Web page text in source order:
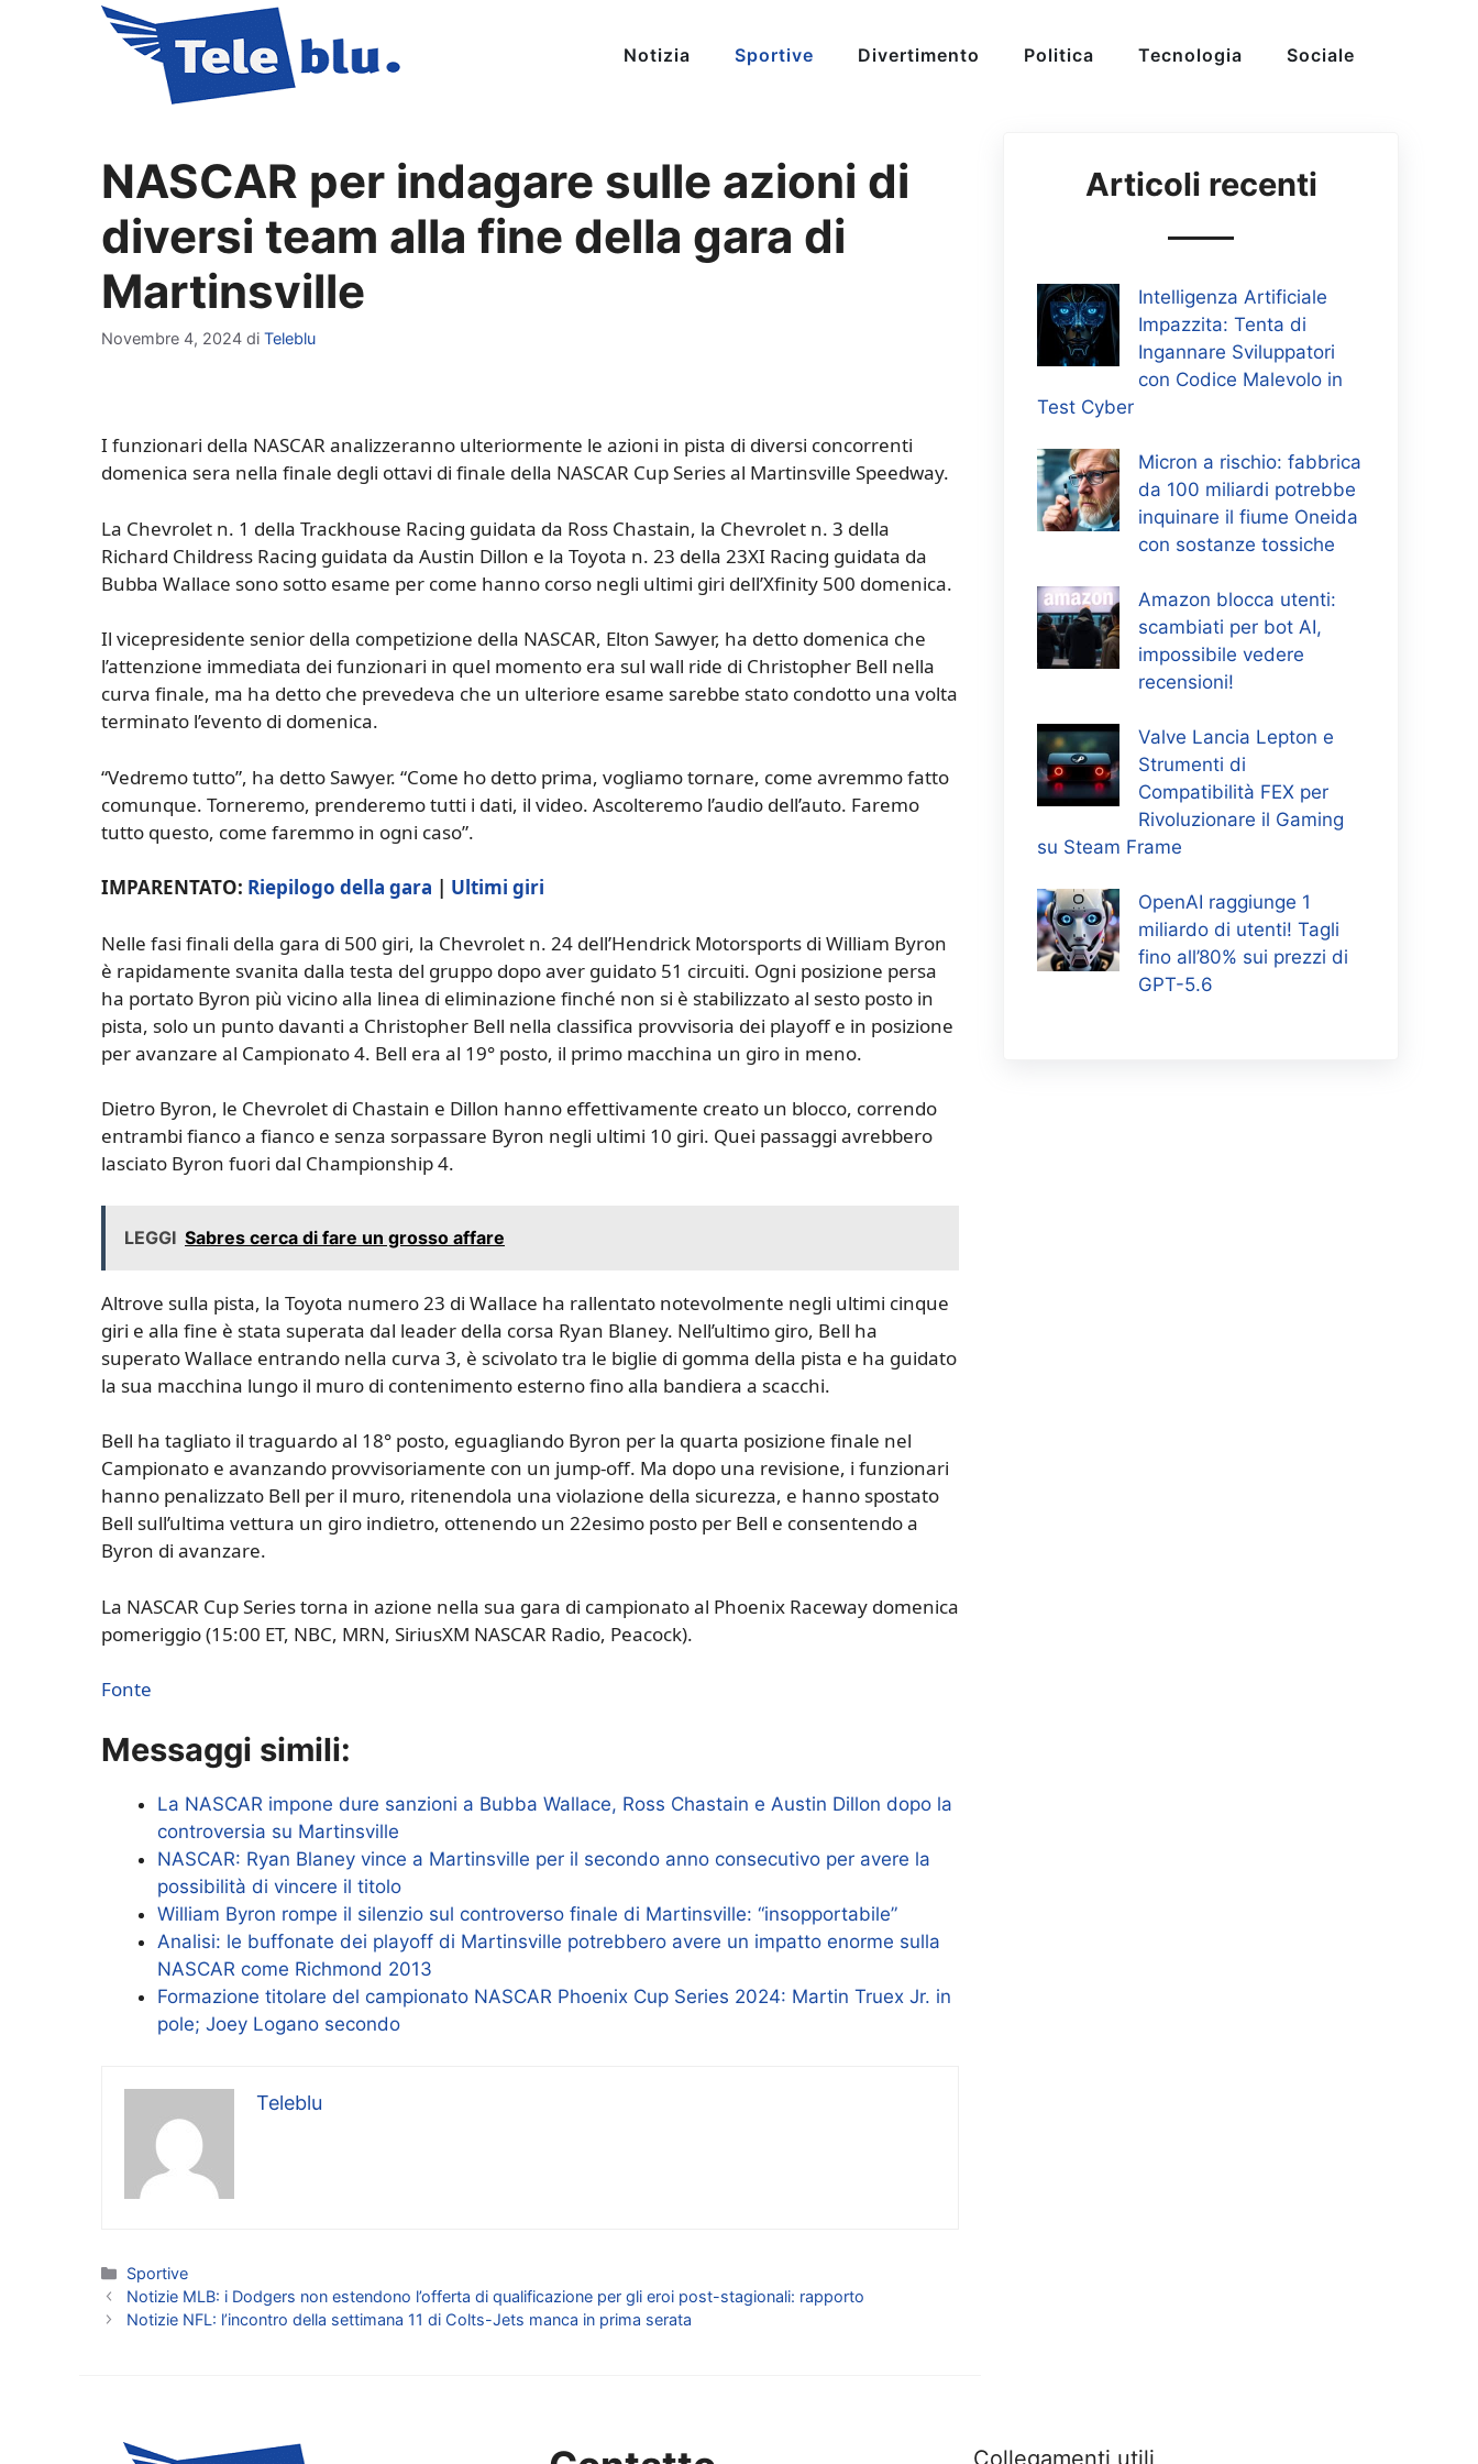
Notizia Sportive Divertimento Politica Tecnologia Sociale
NASCAR per indagare sulle azioni di
diversi team alla fine della gara di
Martinsville
Novembre 4, 2024 di Teleblu
I funzionari della NASCAR analizzeranno ulteriormente le azioni in pista di diversi concorrenti
domenica sera nella finale degli ottavi di finale della NASCAR Cup Series al Martinsville Speedway.
La Chevrolet n. 1 della Trackhouse Racing guidata da Ross Chastain, la Chevrolet n. 3 della
Richard Childress Racing guidata da Austin Dillon e la Toyota n. 23 della 23XI Racing guidata da
Bubba Wallace sono sotto esame per come hanno corso negli ultimi giri dell’Xfinity 500 domenica.
Il vicepresidente senior della competizione della NASCAR, Elton Sawyer, ha detto domenica che
l’attenzione immediata dei funzionari in quel momento era sul wall ride di Christopher Bell nella
curva finale, ma ha detto che prevedeva che un ulteriore esame sarebbe stato condotto una volta
terminato l’evento di domenica.
“Vedremo tutto”, ha detto Sawyer. “Come ho detto prima, vogliamo tornare, come avremmo fatto
comunque. Torneremo, prenderemo tutti i dati, il video. Ascolteremo l’audio dell’auto. Faremo
tutto questo, come faremmo in ogni caso”.
IMPARENTATO: Riepilogo della gara | Ultimi giri
Nelle fasi finali della gara di 500 giri, la Chevrolet n. 24 dell’Hendrick Motorsports di William Byron
è rapidamente svanita dalla testa del gruppo dopo aver guidato 51 circuiti. Ogni posizione persa
ha portato Byron più vicino alla linea di eliminazione finché non si è stabilizzato al sesto posto in
pista, solo un punto davanti a Christopher Bell nella classifica provvisoria dei playoff e in posizione
per avanzare al Campionato 4. Bell era al 19° posto, il primo macchina un giro in meno.
Dietro Byron, le Chevrolet di Chastain e Dillon hanno effettivamente creato un blocco, correndo
entrambi fianco a fianco e senza sorpassare Byron negli ultimi 10 giri. Quei passaggi avrebbero
lasciato Byron fuori dal Championship 4.
LEGGI Sabres cerca di fare un grosso affare
Altrove sulla pista, la Toyota numero 23 di Wallace ha rallentato notevolmente negli ultimi cinque
giri e alla fine è stata superata dal leader della corsa Ryan Blaney. Nell’ultimo giro, Bell ha
superato Wallace entrando nella curva 3, è scivolato tra le biglie di gomma della pista e ha guidato
la sua macchina lungo il muro di contenimento esterno fino alla bandiera a scacchi.
Bell ha tagliato il traguardo al 18° posto, eguagliando Byron per la quarta posizione finale nel
Campionato e avanzando provvisoriamente con un jump-off. Ma dopo una revisione, i funzionari
hanno penalizzato Bell per il muro, ritenendola una violazione della sicurezza, e hanno spostato
Bell sull’ultima vettura un giro indietro, ottenendo un 22esimo posto per Bell e consentendo a
Byron di avanzare.
La NASCAR Cup Series torna in azione nella sua gara di campionato al Phoenix Raceway domenica
pomeriggio (15:00 ET, NBC, MRN, SiriusXM NASCAR Radio, Peacock).
Fonte
Messaggi simili:
La NASCAR impone dure sanzioni a Bubba Wallace, Ross Chastain e Austin Dillon dopo la
controversia su Martinsville
NASCAR: Ryan Blaney vince a Martinsville per il secondo anno consecutivo per avere la
possibilità di vincere il titolo
William Byron rompe il silenzio sul controverso finale di Martinsville: “insopportabile”
Analisi: le buffonate dei playoff di Martinsville potrebbero avere un impatto enorme sulla
NASCAR come Richmond 2013
Formazione titolare del campionato NASCAR Phoenix Cup Series 2024: Martin Truex Jr. in
pole; Joey Logano secondo
Teleblu
Categorie
Sportive
Notizie MLB: i Dodgers non estendono l’offerta di qualificazione per gli eroi post-stagionali: rapporto
Notizie NFL: l’incontro della settimana 11 di Colts-Jets manca in prima serata
Articoli recenti
Intelligenza Artificiale
Impazzita: Tenta di
Ingannare Sviluppatori
con Codice Malevolo in
Test Cyber
Micron a rischio: fabbrica
da 100 miliardi potrebbe
inquinare il fiume Oneida
con sostanze tossiche
Amazon blocca utenti:
scambiati per bot AI,
impossibile vedere
recensioni!
Valve Lancia Lepton e
Strumenti di
Compatibilità FEX per
Rivoluzionare il Gaming
su Steam Frame
OpenAI raggiunge 1
miliardo di utenti! Tagli
fino all’80% sui prezzi di
GPT-5.6
Collegamenti utili